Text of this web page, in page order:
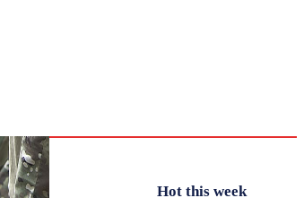
Hot this week